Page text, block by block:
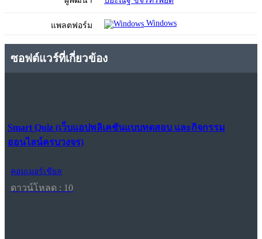
แพลตฟอร์ม Windows
ซอฟต์แวร์ที่เกี่ยวข้อง
Smart Quiz (เว็บแอปพลิเคชันแบบทดสอบ และกิจกรรม
ออนไลน์ครบวงจร)
คอมเมอร์เชียล
ดาวน์โหลด : 10